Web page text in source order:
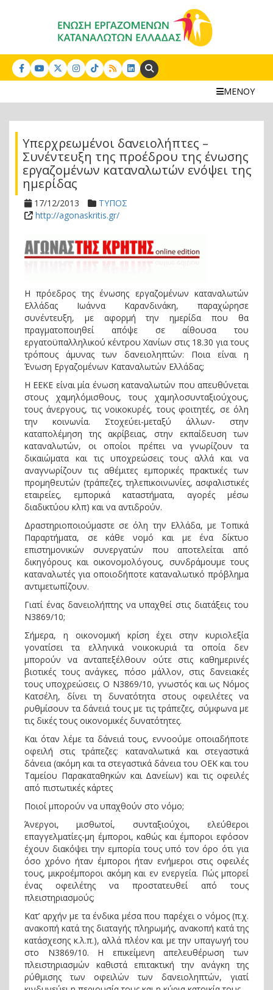
Search:
ΜΕΝΟΥ
Υπερχρεωμένοι δανειολήπτες –
Συνέντευξη της προέδρου της ένωσης
εργαζομένων καταναλωτών ενόψει της
ημερίδας
17/12/2013
ΤΥΠΟΣ
http://agonaskritis.gr/
Η πρόεδρος της ένωσης εργαζομένων καταναλωτών
Ελλάδας Ιωάννα Καρανδινάκη, παραχώρησε
συνέντευξη, με αφορμή την ημερίδα που θα
πραγματοποιηθεί απόψε σε αίθουσα του
εργατοϋπαλληλικού κέντρου Χανίων στις 18.30 για τους
τρόπους άμυνας των δανειοληπτών: Ποια είναι η
Ένωση Εργαζομένων Καταναλωτών Ελλάδας;
Η ΕΕΚΕ είναι μία ένωση καταναλωτών που απευθύνεται
στους χαμηλόμισθους, τους χαμηλοσυνταξιούχους,
τους άνεργους, τις νοικοκυρές, τους φοιτητές, σε όλη
την κοινωνία. Στοχεύει-μεταξύ άλλων- στην
καταπολέμηση της ακρίβειας, στην εκπαίδευση των
καταναλωτών, οι οποίοι πρέπει να γνωρίζουν τα
δικαιώματα και τις υποχρεώσεις τους αλλά και να
αναγνωρίζουν τις αθέμιτες εμπορικές πρακτικές των
προμηθευτών (τράπεζες, τηλεπικοινωνίες, ασφαλιστικές
εταιρείες, εμπορικά καταστήματα, αγορές μέσω
διαδικτύου κλπ) και να αντιδρούν.
Δραστηριοποιούμαστε σε όλη την Ελλάδα, με Τοπικά
Παραρτήματα, σε κάθε νομό και με ένα δίκτυο
επιστημονικών συνεργατών που αποτελείται από
δικηγόρους και οικονομολόγους, συνδράμουμε τους
καταναλωτές για οποιοδήποτε καταναλωτικό πρόβλημα
αντιμετωπίζουν.
Γιατί ένας δανειολήπτης να υπαχθεί στις διατάξεις του
Ν3869/10;
Σήμερα, η οικονομική κρίση έχει στην κυριολεξία
γονατίσει τα ελληνικά νοικοκυριά τα οποία δεν
μπορούν να ανταπεξέλθουν ούτε στις καθημερινές
βιοτικές τους ανάγκες, πόσο μάλλον, στις δανειακές
τους υποχρεώσεις. Ο Ν3869/10, γνωστός και ως Νόμος
Κατσέλη, δίνει τη δυνατότητα στους οφειλέτες να
ρυθμίσουν τα δάνειά τους με τις τράπεζες, σύμφωνα με
τις δικές τους οικονομικές δυνατότητες.
Και όταν λέμε τα δάνειά τους, εννοούμε οποιαδήποτε
οφειλή στις τράπεζες: καταναλωτικά και στεγαστικά
δάνεια (ακόμη και τα στεγαστικά δάνεια του ΟΕΚ και του
Ταμείου Παρακαταθηκών και Δανείων) και τις οφειλές
από πιστωτικές κάρτες
Ποιοί μπορούν να υπαχθούν στο νόμο;
Άνεργοι, µισθωτοί, συνταξιούχοι, ελεύθεροι
επαγγελματίες-µη έµποροι, καθώς και έµποροι εφόσον
έχουν διακόψει την εµπορία τους υπό τον όρο ότι για
όσο χρόνο ήταν έµποροι ήταν ενήµεροι στις οφειλές
τους, µικροέµποροι ακόµη και εν ενεργεία. Πώς μπορεί
ένας οφειλέτης να προστατευθεί από τους
πλειστηριασμούς;
Κατ’ αρχήν με τα ένδικα μέσα που παρέχει ο νόμος (π.χ.
ανακοπή κατά της διαταγής πληρωμής, ανακοπή κατά της
κατάσχεσης κ.λ.π.), αλλά πλέον και με την υπαγωγή του
στο Ν3869/10. Η επικείμενη απελευθέρωση των
πλειστηριασμών καθιστά επιτακτική την ανάγκη της
ρύθμισης των οφειλών των δανειοληπτών, γιατί